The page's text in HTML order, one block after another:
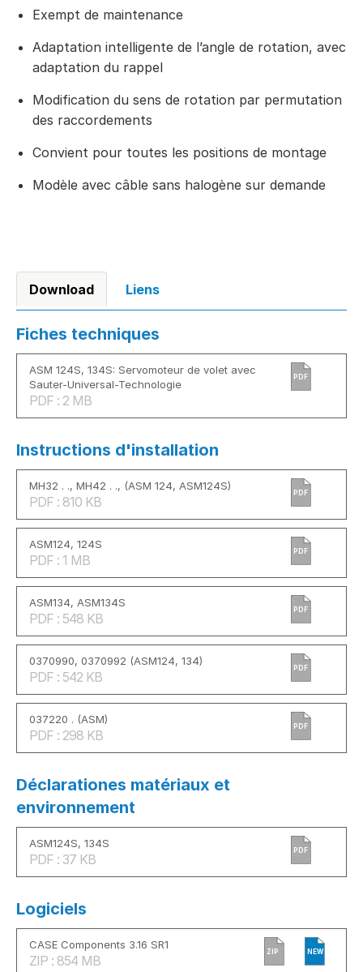
Exempt de maintenance
Adaptation intelligente de l’angle de rotation, avec
adaptation du rappel
Modification du sens de rotation par permutation
des raccordements
Convient pour toutes les positions de montage
Modèle avec câble sans halogène sur demande
Download Liens
Fiches techniques
ASM 124S, 134S: Servomoteur de volet avec
Sauter-Universal-Technologie
PDF : 2 MB
PDF
Instructions d'installation
MH32 . ., MH42 . ., (ASM 124, ASM124S)
PDF : 810 KB
PDF
ASM124, 124S
PDF : 1 MB
PDF
ASM134, ASM134S
PDF : 548 KB
PDF
0370990, 0370992 (ASM124, 134)
PDF : 542 KB
PDF
037220 . (ASM)
PDF : 298 KB
PDF
Déclarationes matériaux et
environnement
ASM124S, 134S
PDF : 37 KB
PDF
Logiciels
CASE Components 3.16 SR1
ZIP : 854 MB
ZIP NEW